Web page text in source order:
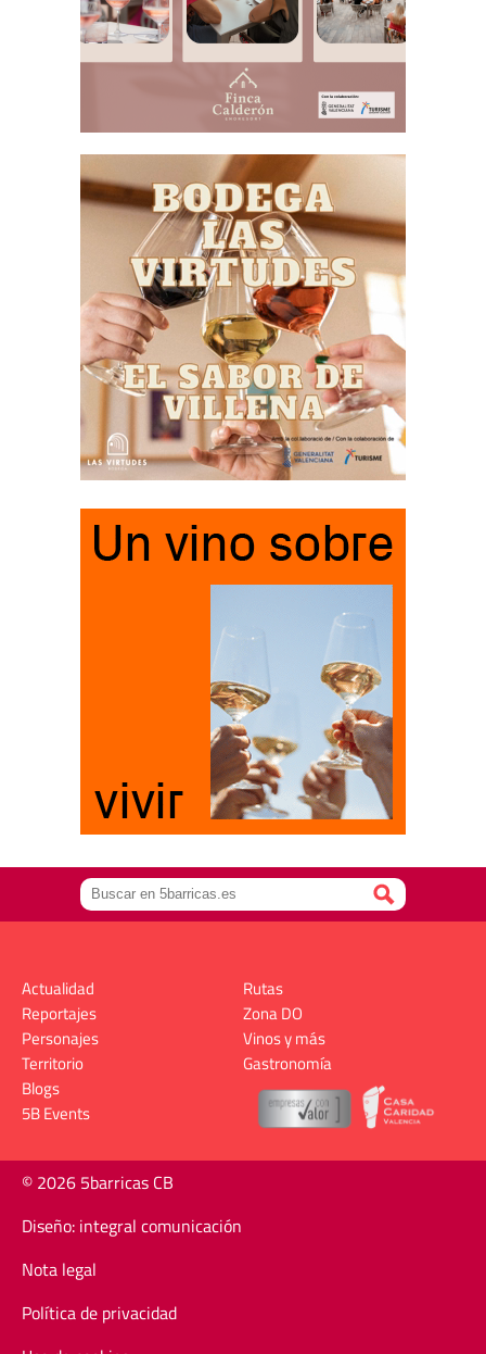
Actualidad
Reportajes
Personajes
Territorio
Rutas
Zona DO
Vinos y más
Gastronomía
Blogs
5B Events
© 2026 5barricas CB
Diseño: integral comunicación
Nota legal
Política de privacidad